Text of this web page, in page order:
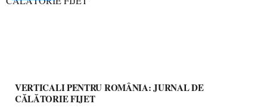
VERTICALI PENTRU ROMÂNIA: JURNAL DE
CĂLĂTORIE FIJET